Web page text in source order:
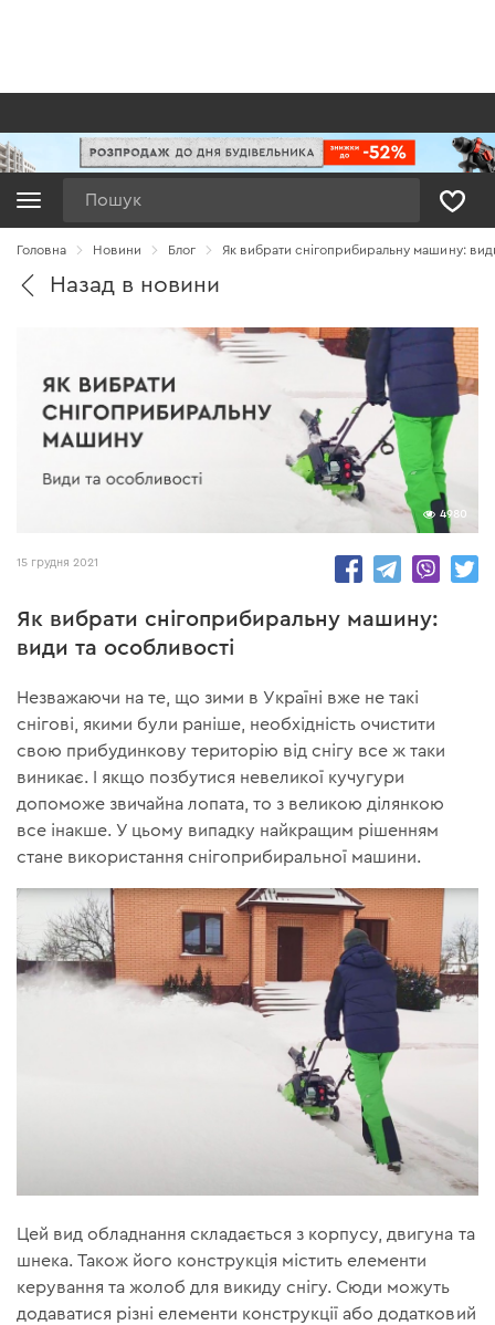
Головна Новини Блог Як вибрати снігоприбиральну машину:
Назад в новини
4980
15 грудня 2021
Як вибрати снігоприбиральну машину:
види та особливості
Незважаючи на те, що зими в Україні вже не такі
снігові, якими були раніше, необхідність очистити
свою прибудинкову територію від снігу все ж таки
виникає. І якщо позбутися невеликої кучугури
допоможе звичайна лопата, то з великою ділянкою
все інакше. У цьому випадку найкращим рішенням
стане використання снігоприбиральної машини.
Цей вид обладнання складається з корпусу, двигуна та
шнека. Також його конструкція містить елементи
керування та жолоб для викиду снігу. Сюди можуть
додаватися різні елементи конструкції або додатковий